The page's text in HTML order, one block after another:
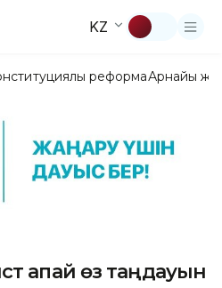
KZ
реформаАрнайы
апай өз таңдауын